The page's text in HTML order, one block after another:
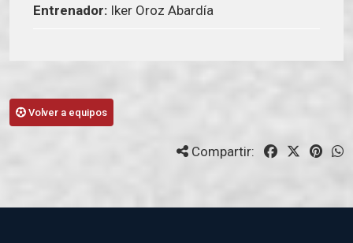
Entrenador: Iker Oroz Abardía
Volver a equipos
Compartir: